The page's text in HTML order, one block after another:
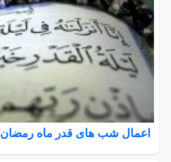
اعمال شب های قدر ماه رمضان